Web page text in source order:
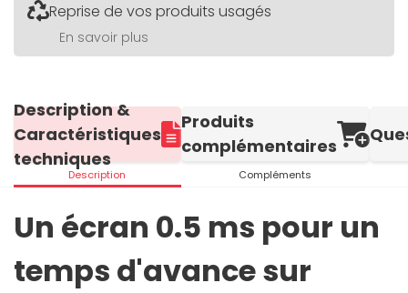
Reprise de vos produits usagés
En savoir plus
Description &
Caractéristiques
techniques
Description
Produits
complémentaires
Compléments
Un écran 0.5 ms pour un
temps d'avance sur